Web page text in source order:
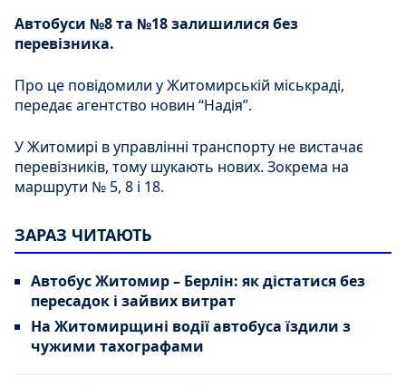
Автобуси №8 та №18 залишилися без
перевізника.
Про це повідомили у Житомирській міськраді,
передає агентство новин “Надія”.
У Житомирі в управлінні транспорту не вистачає
перевізників, тому шукають нових. Зокрема на
маршрути № 5, 8 і 18.
ЗАРАЗ ЧИТАЮТЬ
Автобус Житомир – Берлін: як дістатися без
пересадок і зайвих витрат
На Житомирщині водії автобуса їздили з
чужими тахографами